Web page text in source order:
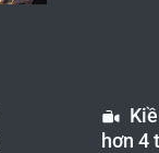
hơn 4